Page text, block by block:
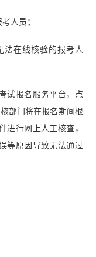
人员；
在线核验的报考人
试报名服务平台，点
部门将在报名期间根
进行网上人工核查，
等原因导致无法通过